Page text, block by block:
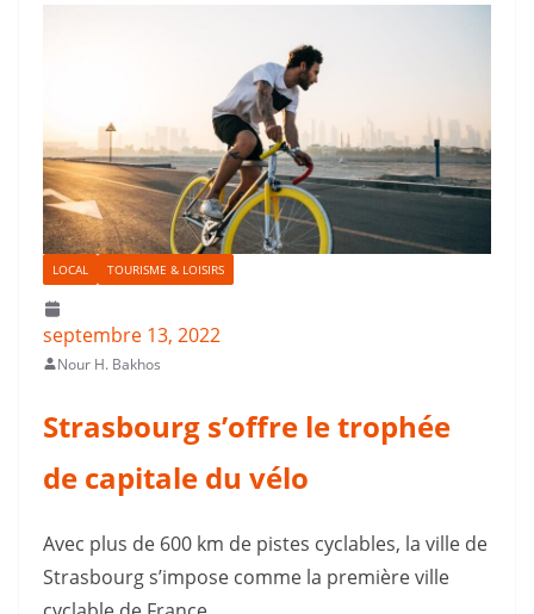
LOCAL TOURISME & LOISIRS
septembre 13, 2022
Nour H. Bakhos
Strasbourg s’offre le trophée
de capitale du vélo
Avec plus de 600 km de pistes cyclables, la ville de
Strasbourg s’impose comme la première ville